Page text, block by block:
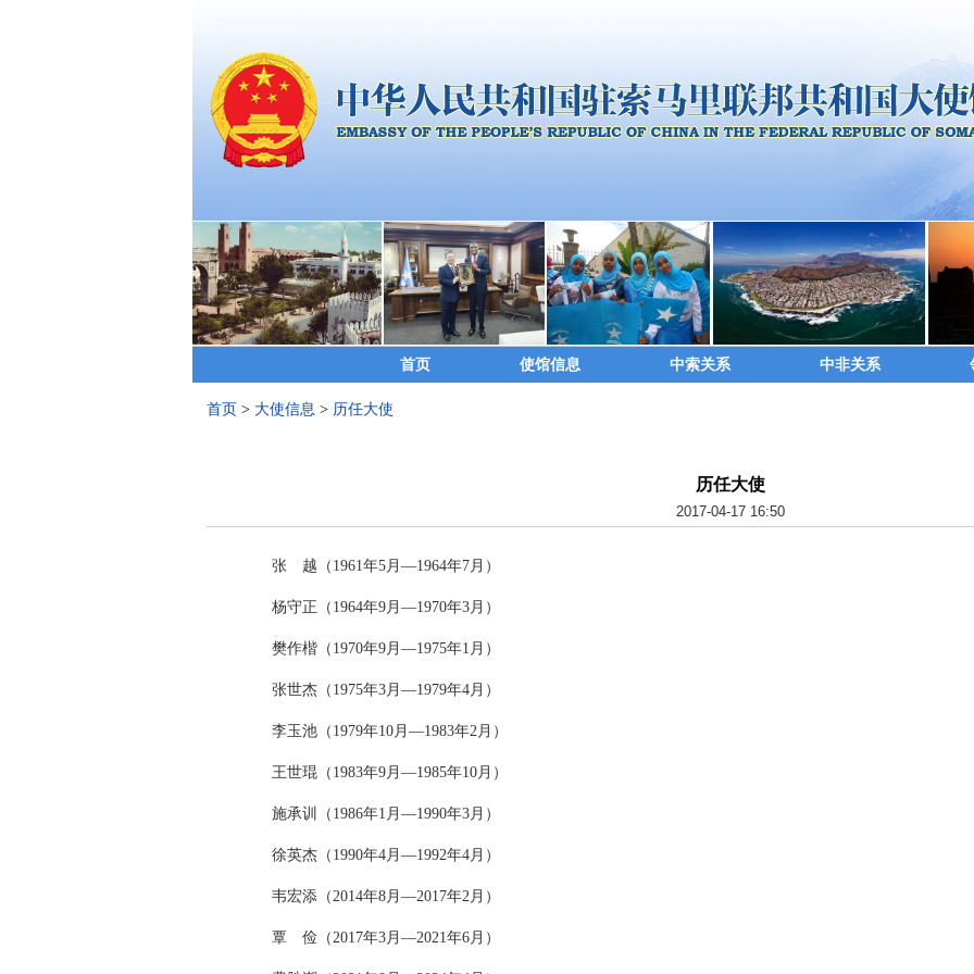
首页 使馆信息 中索关系 中非关系
首页 > 大使信息 > 历任大使
历任大使
2017-04-17 16:50
张 越（1961年5月—1964年7月）
杨守正（1964年9月—1970年3月）
樊作楷（1970年9月—1975年1月）
张世杰（1975年3月—1979年4月）
李玉池（1979年10月—1983年2月）
王世琨（1983年9月—1985年10月）
施承训（1986年1月—1990年3月）
徐英杰（1990年4月—1992年4月）
韦宏添（2014年8月—2017年2月）
覃 俭（2017年3月—2021年6月）